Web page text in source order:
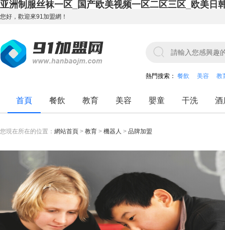
亚洲制服丝袜一区_国产欧美视频一区二区三区_欧美日
您好，歡迎來91加盟網！
熱門搜索： 餐飲 美容 教
首頁 餐飲 教育 美容 嬰童 干洗 酒
您現在所在的位置： 網站首頁 > 教育 > 機器人 > 品牌加盟